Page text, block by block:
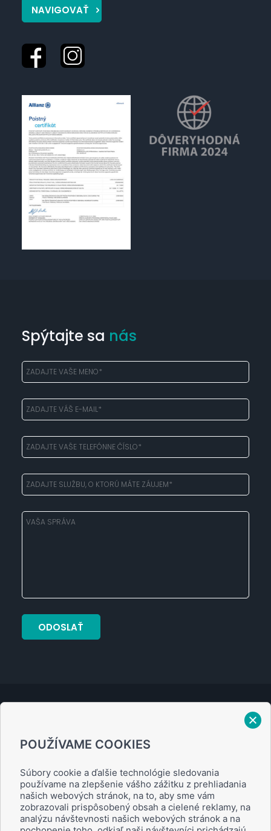
POUŽÍVAME COOKIES
Súbory cookie a ďalšie technológie sledovania
používame na zlepšenie vášho zážitku z prehliadania
našich webových stránok, na to, aby sme vám
zobrazovali prispôsobený obsah a cielené reklamy, na
analýzu návštevnosti našich webových stránok a na
NAVIGOVAŤ
Spýtajte sa nás
Zásady ochrany osobných údajov
Obchodné podmienky